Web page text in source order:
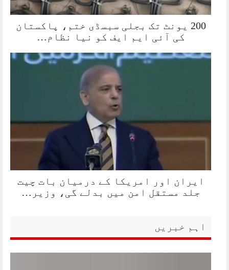
200 یونٹ تک بجلی سبسڈی ختم، پاکستان
کی آئی ایم ایف کو نیا نظام…
ایران اور امریکا کے درمیان بات چیت
جلد مستقل امن میں بدلے گی، وزیر…
اہم خبریں